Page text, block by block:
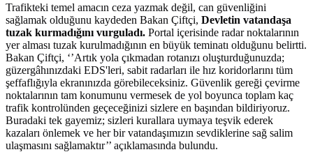
Trafikteki temel amacın ceza yazmak değil, can güvenliğini
sağlamak olduğunu kaydeden Bakan Çiftçi, Devletin vatandaşa
tuzak kurmadığını vurguladı. Portal içerisinde radar noktalarının
yer alması tuzak kurulmadığının en büyük teminatı olduğunu belirtti.
Bakan Çiftçi, ‘’Artık yola çıkmadan rotanızı oluşturduğunuzda;
güzergâhınızdaki EDS'leri, sabit radarları ile hız koridorlarını tüm
şeffaflığıyla ekranınızda görebileceksiniz. Güvenlik gereği çevirme
noktalarının tam konumunu vermesek de yol boyunca toplam kaç
trafik kontrolünden geçeceğinizi sizlere en başından bildiriyoruz.
Buradaki tek gayemiz; sizleri kurallara uymaya teşvik ederek
kazaları önlemek ve her bir vatandaşımızın sevdiklerine sağ salim
ulaşmasını sağlamaktır’’ açıklamasında bulundu.